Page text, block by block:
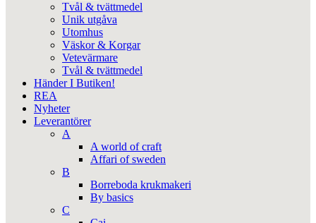
Tvål & tvättmedel
Unik utgåva
Utomhus
Väskor & Korgar
Vetevärmare
Tvål & tvättmedel
Händer I Butiken!
REA
Nyheter
Leverantörer
A
A world of craft
Affari of sweden
B
Borreboda krukmakeri
By basics
C